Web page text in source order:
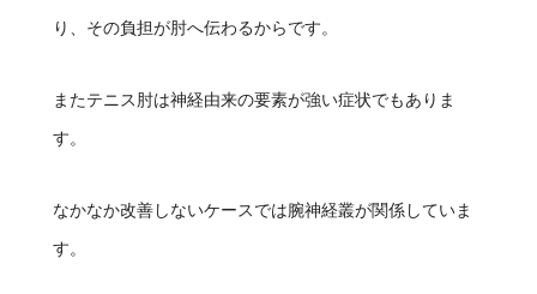
り、その負担が肘へ伝わるからです。
またテニス肘は神経由来の要素が強い症状でもありま
す。
なかなか改善しないケースでは腕神経叢が関係していま
す。